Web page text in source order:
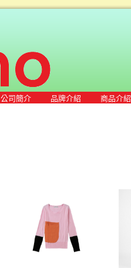
公司簡介 品牌介紹 商品介紹